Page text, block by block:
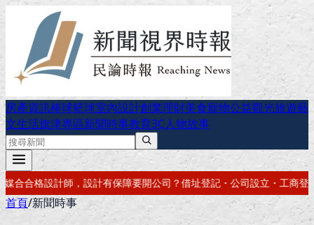
房產資訊棒球籃球室內設計創業理財美食寵物公益觀光旅遊藝
文生活旗津專區新聞時事教育3C人物故事
登記・公司設立・工商登記一次辦好記帳報稅・節稅規劃・帳務健檢
首頁/新聞時事